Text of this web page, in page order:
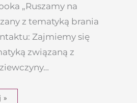
„Ruszamy na
z tematyką brania
Zajmiemy się
związaną z
»